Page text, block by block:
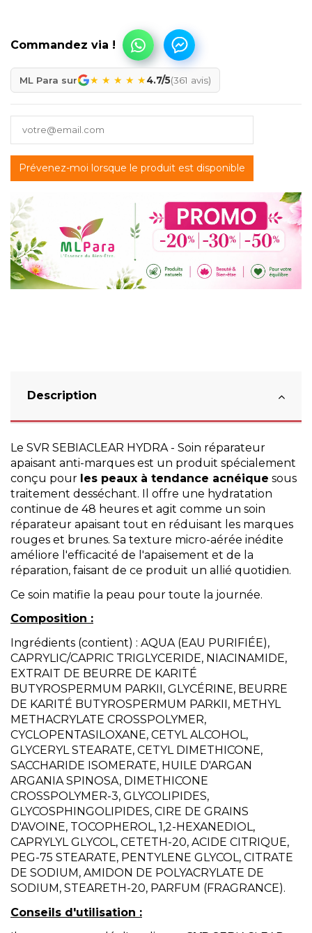
ML Para sur ★ ★ ★ ★ ★4.7/5(361 avis)
Description
Le SVR SEBIACLEAR HYDRA - Soin réparateur
apaisant anti-marques est un produit spécialement
conçu pour les peaux à tendance acnéique sous
traitement desséchant. Il offre une hydratation
continue de 48 heures et agit comme un soin
réparateur apaisant tout en réduisant les marques
rouges et brunes. Sa texture micro-aérée inédite
améliore l'efficacité de l'apaisement et de la
réparation, faisant de ce produit un allié quotidien.
Ce soin matifie la peau pour toute la journée.
Composition :
Ingrédients (contient) : AQUA (EAU PURIFIÉE),
CAPRYLIC/CAPRIC TRIGLYCERIDE, NIACINAMIDE,
EXTRAIT DE BEURRE DE KARITÉ
BUTYROSPERMUM PARKII, GLYCÉRINE, BEURRE
DE KARITÉ BUTYROSPERMUM PARKII, METHYL
METHACRYLATE CROSSPOLYMER,
CYCLOPENTASILOXANE, CETYL ALCOHOL,
GLYCERYL STEARATE, CETYL DIMETHICONE,
SACCHARIDE ISOMERATE, HUILE D'ARGAN
ARGANIA SPINOSA, DIMETHICONE
CROSSPOLYMER-3, GLYCOLIPIDES,
GLYCOSPHINGOLIPIDES, CIRE DE GRAINS
D'AVOINE, TOCOPHEROL, 1,2-HEXANEDIOL,
CAPRYLYL GLYCOL, CETETH-20, ACIDE CITRIQUE,
PEG-75 STEARATE, PENTYLENE GLYCOL, CITRATE
DE SODIUM, AMIDON DE POLYACRYLATE DE
SODIUM, STEARETH-20, PARFUM (FRAGRANCE).
Conseils d'utilisation :